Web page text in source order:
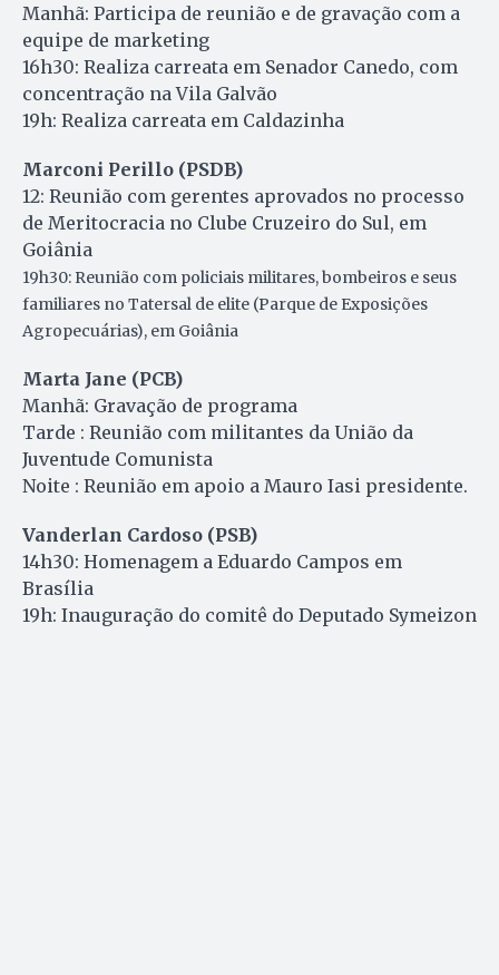
Manhã: Participa de reunião e de gravação com a
equipe de marketing
16h30: Realiza carreata em Senador Canedo, com
concentração na Vila Galvão
19h: Realiza carreata em Caldazinha
Marconi Perillo (PSDB)
12: Reunião com gerentes aprovados no processo
de Meritocracia no Clube Cruzeiro do Sul, em
Goiânia
19h30: Reunião com policiais militares, bombeiros e seus
familiares no Tatersal de elite (Parque de Exposições
Agropecuárias), em Goiânia
Marta Jane (PCB)
Manhã: Gravação de programa
Tarde : Reunião com militantes da União da
Juventude Comunista
Noite : Reunião em apoio a Mauro Iasi presidente.
Vanderlan Cardoso (PSB)
14h30: Homenagem a Eduardo Campos em
Brasília
19h: Inauguração do comitê do Deputado Symeizon